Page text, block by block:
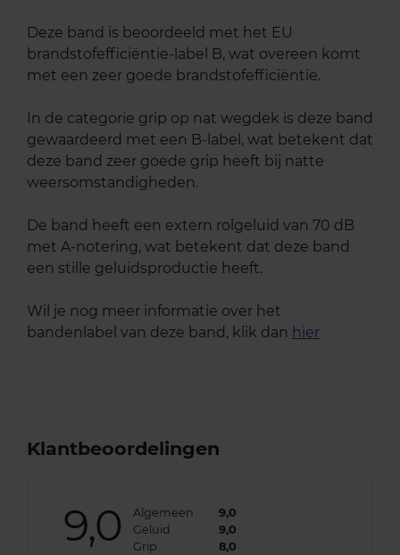
Deze band is beoordeeld met het EU
brandstofefficiëntie-label B, wat overeen komt
met een zeer goede brandstofefficiëntie.
In de categorie grip op nat wegdek is deze band
gewaardeerd met een B-label, wat betekent dat
deze band zeer goede grip heeft bij natte
weersomstandigheden.
De band heeft een extern rolgeluid van 70 dB
met A-notering, wat betekent dat deze band
een stille geluidsproductie heeft.
Wil je nog meer informatie over het
bandenlabel van deze band, klik dan hier
Klantbeoordelingen
9,0 Algemeen
9,0
Geluid
9,0
Grip
8,0